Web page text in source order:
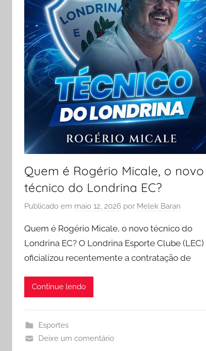
Quem é Rogério Micale, o novo
técnico do Londrina EC?
Publicado em maio 12, 2026 por Melek Baran
Quem é Rogério Micale, o novo técnico do
Londrina EC? O Londrina Esporte Clube (LEC)
oficializou recentemente a contratação de
Continue lendo
Esportes
Deixe um comentário